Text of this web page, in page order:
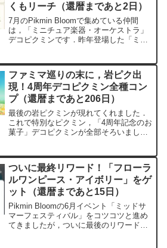
くもリーチ（還暦まであと2日）
7月のPikmin Bloomで集めている仲間
は，「ミニチュア楽器・オーケストラ」
デコピクミンです．昨年登場した「ミニ
り，今回のオーケストラ版とは別カテゴ
リーになりまし...
ファミマ巡りの末に，岩ピク出
現！4周年デコピクミン全種コン
プ（還暦まであと206日）
最後の岩ピクミンが現れてくれました．
これで特別なピクミン，「4周年記念のお
菓子」デコピクミンが全部そろいまし
を巡っていました．こうして歩いてみる
と，意外と近い距離にた...
ついに最終リワード！「フローラ
ルワンピース・アイボリー」をゲ
ット（還暦まであと15日）
Pikmin Bloomの6月イベント「ミッドサ
マーフェスティバル」をコツコツと進め
てきましたが，ついに最後のリワードを